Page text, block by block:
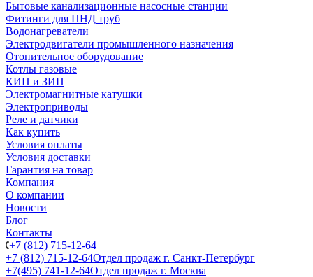
Бытовые канализационные насосные станции
Фитинги для ПНД труб
Водонагреватели
Электродвигатели промышленного назначения
Отопительное оборудование
Котлы газовые
КИП и ЗИП
Электромагнитные катушки
Электроприводы
Реле и датчики
Как купить
Условия оплаты
Условия доставки
Гарантия на товар
Компания
О компании
Новости
Блог
Контакты
+7 (812) 715-12-64
+7 (812) 715-12-64Отдел продаж г. Санкт-Петербург
+7(495) 741-12-64Отдел продаж г. Москва